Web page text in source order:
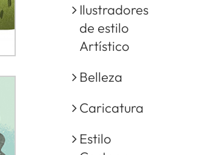
Ilustradores
de estilo
Artístico
Belleza
Caricatura
Estilo